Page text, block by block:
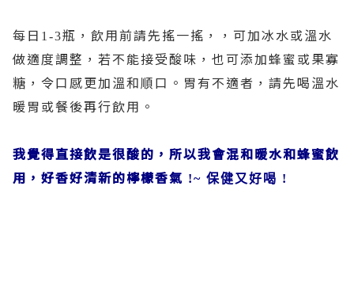
每日 1-3瓶，飲用前請先搖一搖，，可加冰水或溫水
做適度調整，若不能接受酸味，也可添加蜂蜜或果寡
糖，令口感更加溫和順口。胃有不適者，請先喝溫水
暖胃或餐後再行飲用。
我覺得直接飲是很酸的，所以我會混和暖水和蜂蜜飲
用，好香好清新的檸檬香氣 !~ 保健又好喝 !